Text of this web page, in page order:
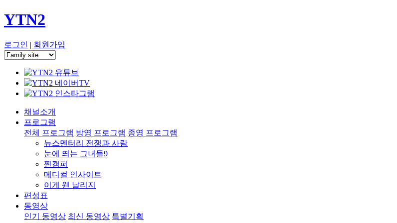
YTN2
로그인 | 회원가입
채널소개
프로그램
전체 프로그램 방영 프로그램 종영 프로그램
뉴스멘터리 전쟁과 사람
눈에 띄는 그녀들9
찐캠퍼
메디컬 인사이트
이게 웬 날리지
편성표
동영상
인기 동영상 최신 동영상 특별기획